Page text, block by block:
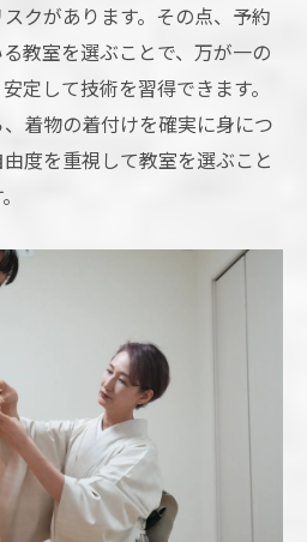
クがあります。その点、予約
教室を選ぶことで、万が一の
定して技術を習得できます。
着物の着付けを確実に身につ
度を重視して教室を選ぶこと